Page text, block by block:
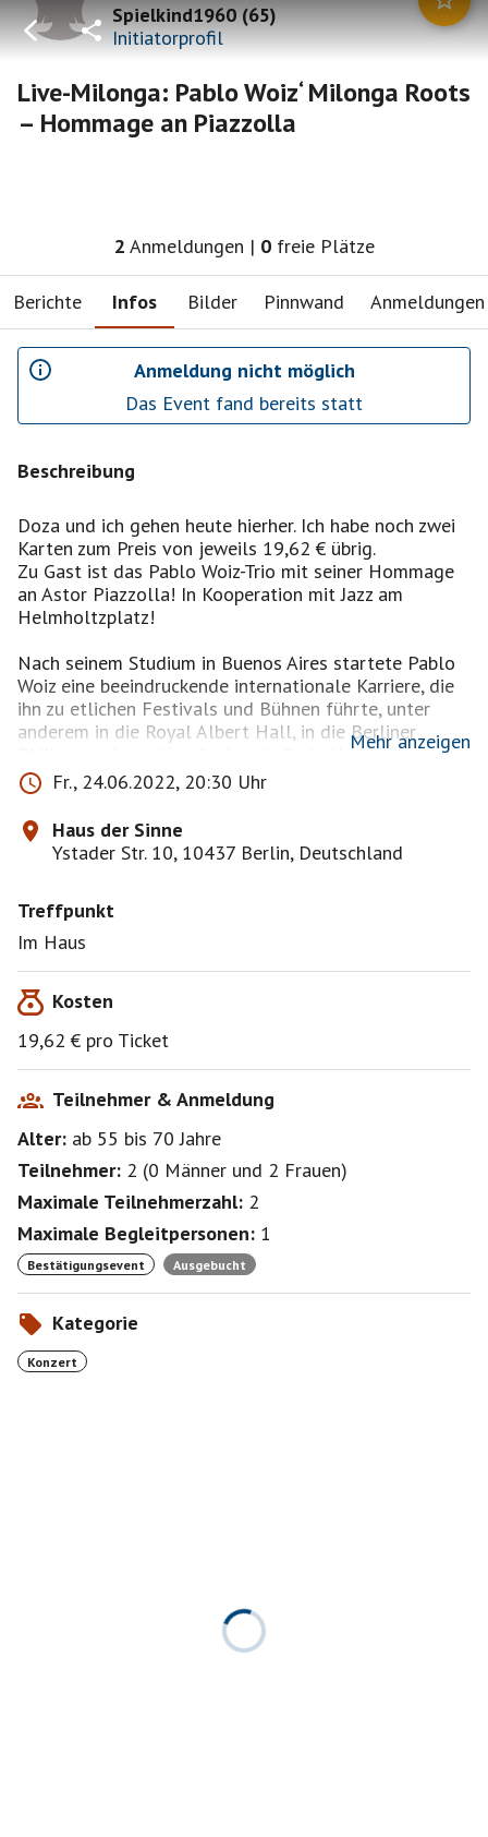
Spielkind1960(65)
Initiatorprofil
Live-Milonga: Pablo Woiz‘ Milonga Roots
– Hommage an Piazzolla
2 Anmeldungen | 0 freie Plätze
Berichte Infos Bilder Pinnwand Anmeldungen
Anmeldung nicht möglich
Das Event fand bereits statt
Beschreibung
Doza und ich gehen heute hierher. Ich habe noch zwei
Karten zum Preis von jeweils 19,62 € übrig.
Zu Gast ist das Pablo Woiz-Trio mit seiner Hommage
an Astor Piazzolla! In Kooperation mit Jazz am
Helmholtzplatz!
Nach seinem Studium in Buenos Aires startete Pablo
Woiz eine beeindruckende internationale Karriere, die
ihn zu etlichen Festivals und Bühnen führte, unter
anderem in die Royal Albert Hall, in die Berliner
Philharmonie und ins Casino de Paris. Und heute
Abend ins Haus der Sinne!
Pablo Woiz – piano
Sven Holscher – bass
Martin Lannacone – drums
Nach dem Konzert legt für euch Lilia Keller einen
Mehr anzeigen
Fr., 24.06.2022, 20:30 Uhr
Haus der Sinne
Ystader Str. 10, 10437 Berlin, Deutschland
Treffpunkt
Im Haus
Kosten
19,62 € pro Ticket
Teilnehmer & Anmeldung
Alter: ab 55 bis 70Jahre
Teilnehmer: 2 (0 Männer und 2 Frauen)
Maximale Teilnehmerzahl: 2
Maximale Begleitpersonen: 1
Bestätigungsevent Ausgebucht
Kategorie
Konzert